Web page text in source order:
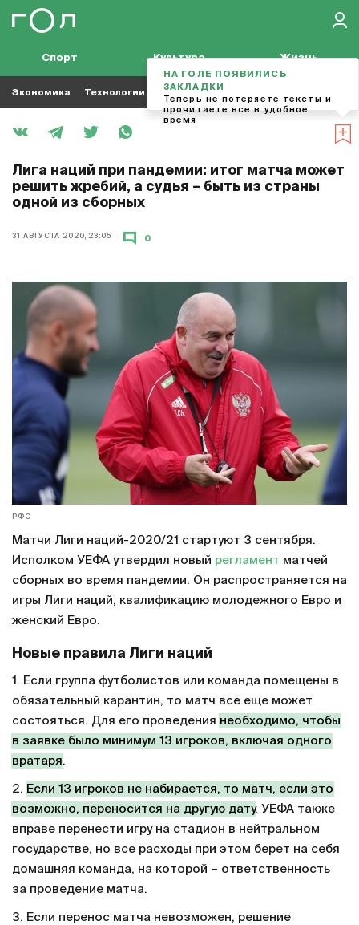
Спорт Культура Жизнь
Экономика Технологии Кино Футбол
Лига наций при пандемии: итог матча может
решить жребий, а судья – быть из страны
одной из сборных
31 АВГУСТА 2020, 23:05 0
РФС
Матчи Лиги наций-2020/21 стартуют 3 сентября.
Исполком УЕФА утвердил новый регламент матчей
сборных во время пандемии. Он распространяется на
игры Лиги наций, квалификацию молодежного Евро и
женский Евро.
Новые правила Лиги наций
1. Если группа футболистов или команда помещены в
обязательный карантин, то матч все еще может
состояться. Для его проведения необходимо, чтобы
в заявке было минимум 13 игроков, включая одного
вратаря.
2. Если 13 игроков не набирается, то матч, если это
возможно, переносится на другую дату. УЕФА также
вправе перенести игру на стадион в нейтральном
государстве, но все расходы при этом берет на себя
домашняя команда, на которой – ответственность
за проведение матча.
3. Если перенос матча невозможен, решение
НА ГОЛЕ ПОЯВИЛИСЬ
ЗАКЛАДКИ
Теперь не потеряете тексты и
прочитаете все в удобное
время